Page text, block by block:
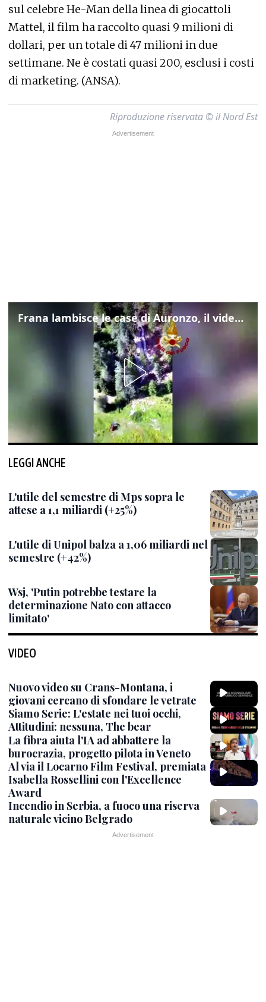
sul celebre He-Man della linea di giocattoli
Mattel, il film ha raccolto quasi 9 milioni di
dollari, per un totale di 47 milioni in due
settimane. Ne è costati quasi 200, esclusi i costi
di marketing. (ANSA).
Riproduzione riservata © il Nord Est
Frana lambisce le case di Auronzo, il video dall'elicottero dei vigili del fuoco
LEGGI ANCHE
L'utile del semestre di Mps sopra le
attese a 1,1 miliardi (+25%)
L'utile di Unipol balza a 1,06 miliardi nel
semestre (+42%)
Wsj, 'Putin potrebbe testare la
determinazione Nato con attacco
limitato'
VIDEO
Nuovo video su Crans-Montana, i
giovani cercano di sfondare le vetrate
Siamo Serie: L'estate nei tuoi occhi,
Attitudini: nessuna, The bear
La fibra aiuta l'IA ad abbattere la
burocrazia, progetto pilota in Veneto
Al via il Locarno Film Festival, premiata
Isabella Rossellini con l'Excellence
Award
Incendio in Serbia, a fuoco una riserva
naturale vicino Belgrado